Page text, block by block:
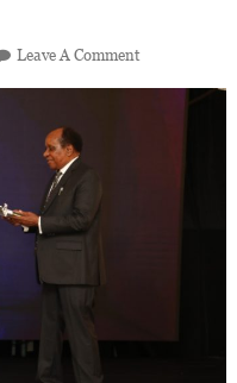
Leave A CommentOn